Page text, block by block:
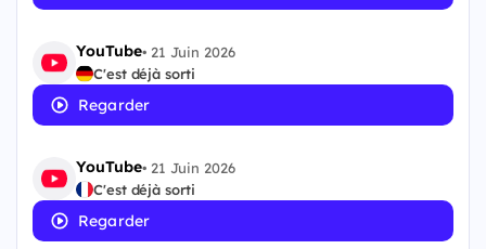
YouTube• 21 Juin 2026
C'est déjà sorti
Regarder
YouTube• 21 Juin 2026
C'est déjà sorti
Regarder